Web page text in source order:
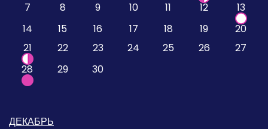
7
8 9 10 11 12
13
14
15 16 17 18 19
20
21
22 23 24 25 26
27
28
29 30
ДЕКАБРЬ